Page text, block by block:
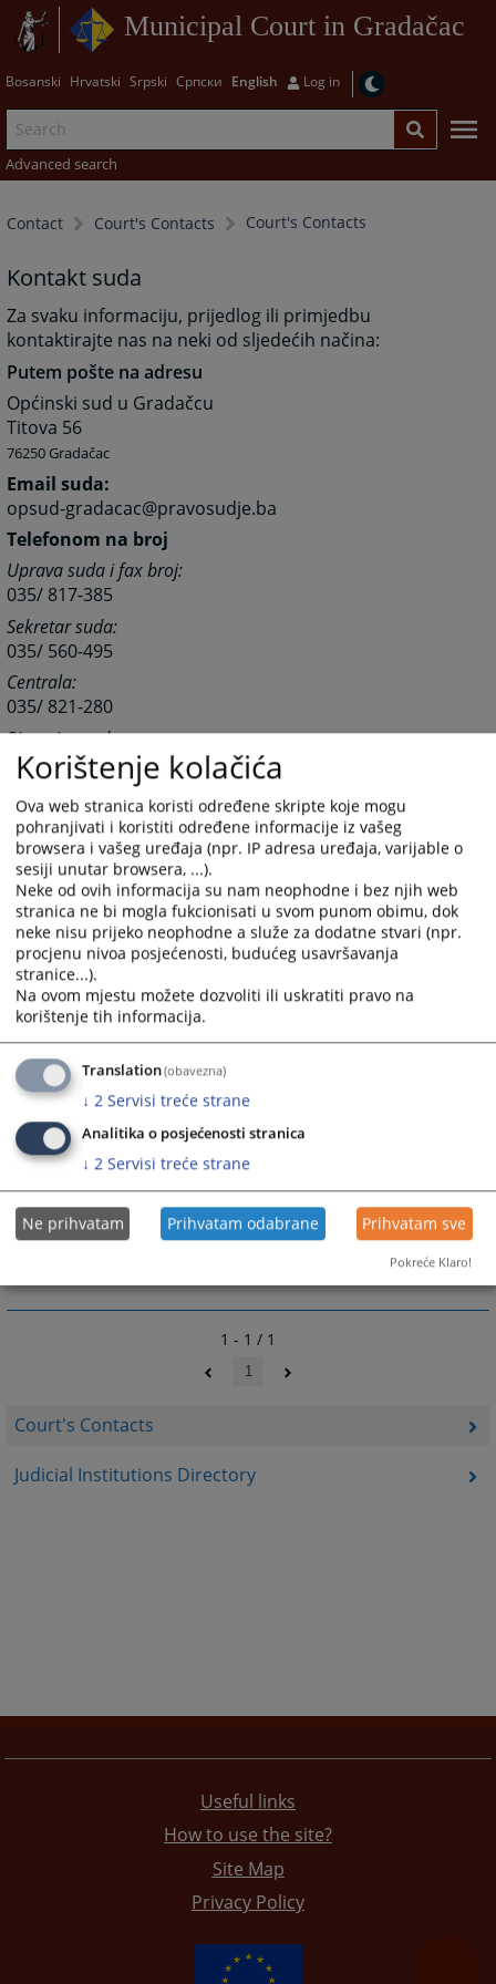
Municipal Court in Gradačac
Bosanski Hrvatski Srpski Српски English Log in
Advanced search
Contact Court's Contacts Court's Contacts
Court's Contacts
Judicial Institutions Directory
Kontakt suda
Za svaku informaciju, prijedlog ili primjedbu
kontaktirajte nas na neki od sljedećih načina:
Putem pošte na adresu
Općinski sud u Gradačcu
Titova 56
76250 Gradačac
Email suda:
opsud-gradacac@pravosudje.ba
Telefonom na broj
Uprava suda i fax broj:
035/ 817-385
Sekretar suda:
035/ 560-495
Centrala:
035/ 821-280
Pisarnica suda:
035/ 560-487
Računovodstvo suda:
035/ 560-494
Sudski izvršitelji:
035/ 560-486
Zemljišnoknjižni ured:
035/817-417
ili za sve zaposlene u Općinskom sudu u Gradačcu
ime.prezime@pravosudje.ba
marko.maric@pravosudje.ba
10680
1 - 1 / 1
1
Useful links
How to use the site?
Site Map
Privacy Policy
Korištenje kolačića
Ova web stranica koristi određene skripte koje mogu
pohranjivati i koristiti određene informacije iz vašeg
browsera i vašeg uređaja (npr. IP adresa uređaja, varijable o
sesiji unutar browsera, ...).
Neke od ovih informacija su nam neophodne i bez njih web
stranica ne bi mogla fukcionisati u svom punom obimu, dok
neke nisu prijeko neophodne a služe za dodatne stvari (npr.
procjenu nivoa posjećenosti, budućeg usavršavanja
stranice...).
Na ovom mjestu možete dozvoliti ili uskratiti pravo na
korištenje tih informacija.
Translation(obavezna)
↓ 2 Servisi treće strane
Analitika o posjećenosti stranica
↓ 2 Servisi treće strane
Ne prihvatam Prihvatam odabrane Prihvatam sve
Pokreće Klaro!